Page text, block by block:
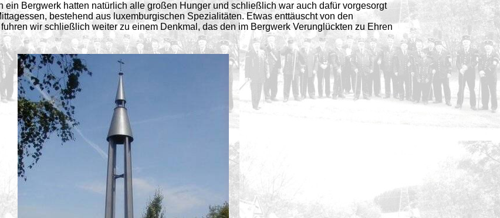
ein Bergwerk hatten natürlich alle großen Hunger und schließlich war auch dafür vorgesorgt
bestehend aus luxemburgischen Spezialitäten. Etwas enttäuscht von den
wir schließlich weiter zu einem Denkmal, das den im Bergwerk Verunglückten zu Ehren